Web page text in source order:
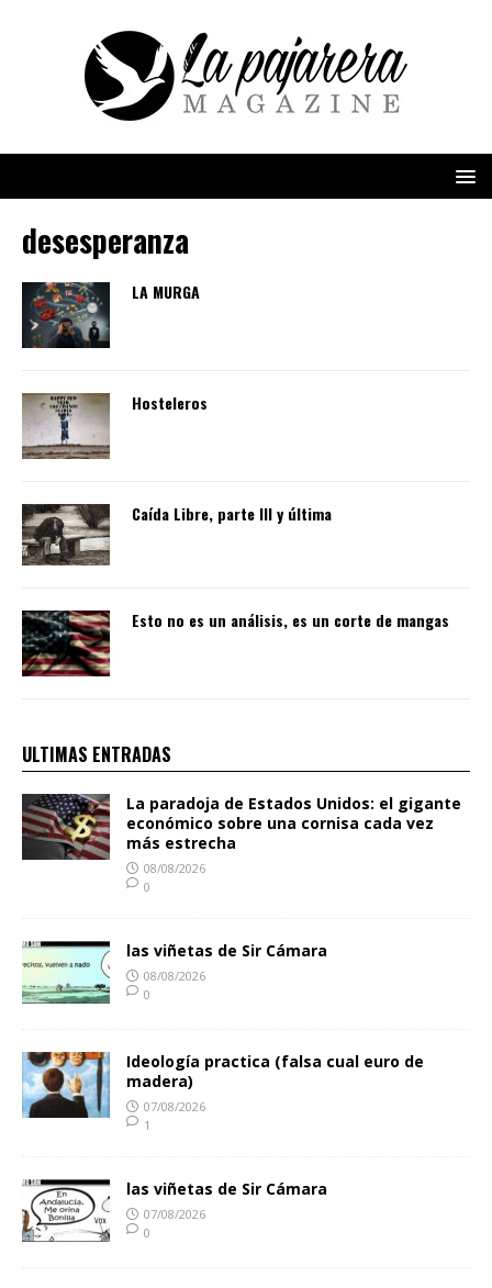
desesperanza
LA MURGA
Hosteleros
Caída Libre, parte III y última
Esto no es un análisis, es un corte de mangas
ULTIMAS ENTRADAS
La paradoja de Estados Unidos: el gigante
económico sobre una cornisa cada vez
más estrecha
08/08/2026
0
las viñetas de Sir Cámara
08/08/2026
0
Ideología practica (falsa cual euro de
madera)
07/08/2026
1
las viñetas de Sir Cámara
07/08/2026
0